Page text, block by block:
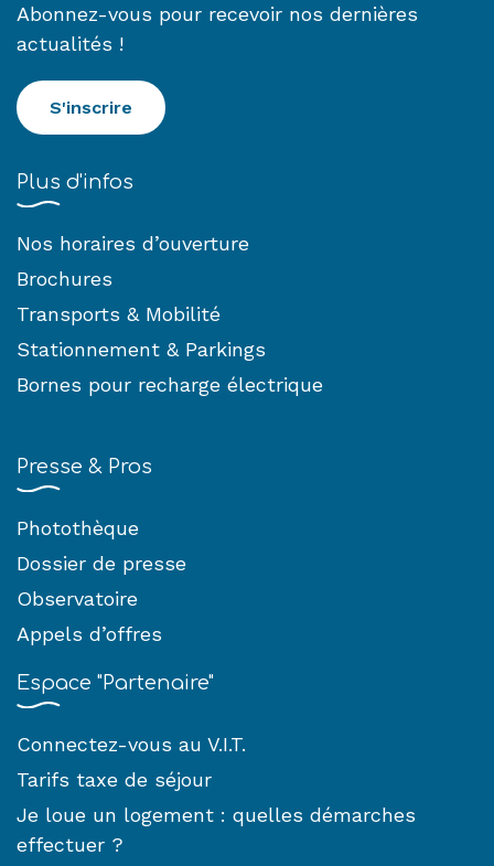
Abonnez-vous pour recevoir nos dernières
actualités !
S'inscrire
Plus d'infos
Nos horaires d’ouverture
Brochures
Transports & Mobilité
Stationnement & Parkings
Bornes pour recharge électrique
Presse & Pros
Photothèque
Dossier de presse
Observatoire
Appels d’offres
Espace "Partenaire"
Connectez-vous au V.I.T.
Tarifs taxe de séjour
Je loue un logement : quelles démarches
effectuer ?